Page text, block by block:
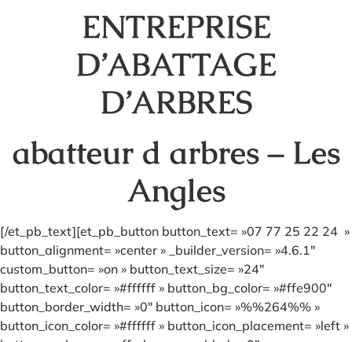
ENTREPRISE
D’ABATTAGE
D’ARBRES
abatteur d arbres – Les
Angles
[/et_pb_text][et_pb_button button_text= »07 77 25 22 24 »
button_alignment= »center » _builder_version= »4.6.1″
custom_button= »on » button_text_size= »24″
button_text_color= »#ffffff » button_bg_color= »#ffe900″
button_border_width= »0″ button_icon= »%%264%% »
button_icon_color= »#ffffff » button_icon_placement= »left »